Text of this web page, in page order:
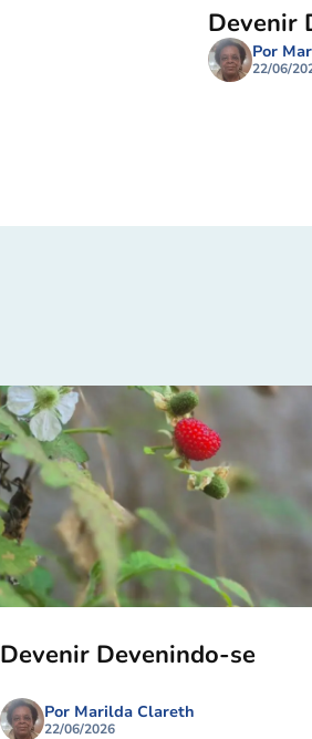
Devenir
Por
22/06/
Devenir Devenindo-se
Por Marilda Clareth
22/06/2026